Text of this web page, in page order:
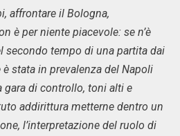
affrontare il Bologna,
è per niente piacevole: se n’è
secondo tempo di una partita dai
stata in prevalenza del Napoli
gara di controllo, toni alti e
addirittura metterne dentro un
l’interpretazione del ruolo di